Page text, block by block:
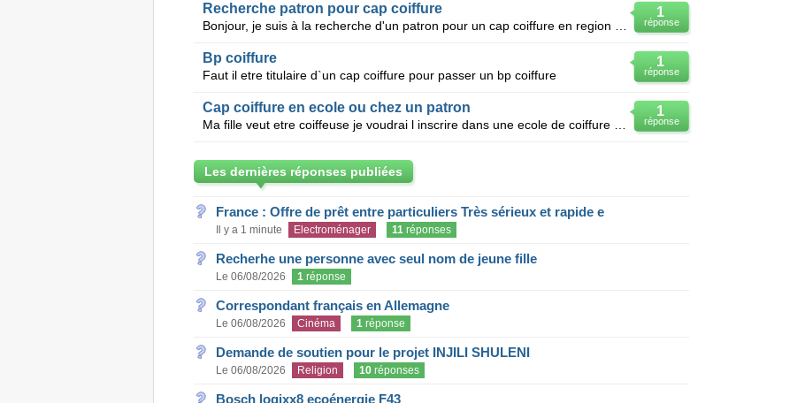
1
réponse
Recherche patron pour cap coiffure
1
réponse
Bp coiffure
Faut il etre titulaire d`un cap coiffure pour passer un bp coiffure
1
réponse
Cap coiffure en ecole ou chez un patron
Les dernières réponses publiées
France : Offre de prêt entre particuliers Très sérieux et rapide e
Il y a 1 minute Electroménager 11réponses
Recherhe une personne avec seul nom de jeune fille
Le 06/08/2026 1réponse
Correspondant français en Allemagne
Le 06/08/2026 Cinéma 1réponse
Demande de soutien pour le projet INJILI SHULENI
Le 06/08/2026 Religion 10réponses
Bosch logixx8 ecoénergie F43